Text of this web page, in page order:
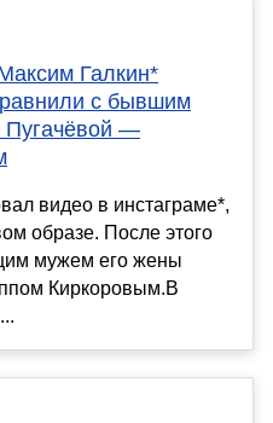
Галкин*
с бывшим
—
видео в инстаграме*,
образе. После этого
мужем его жены
Киркоровым.В